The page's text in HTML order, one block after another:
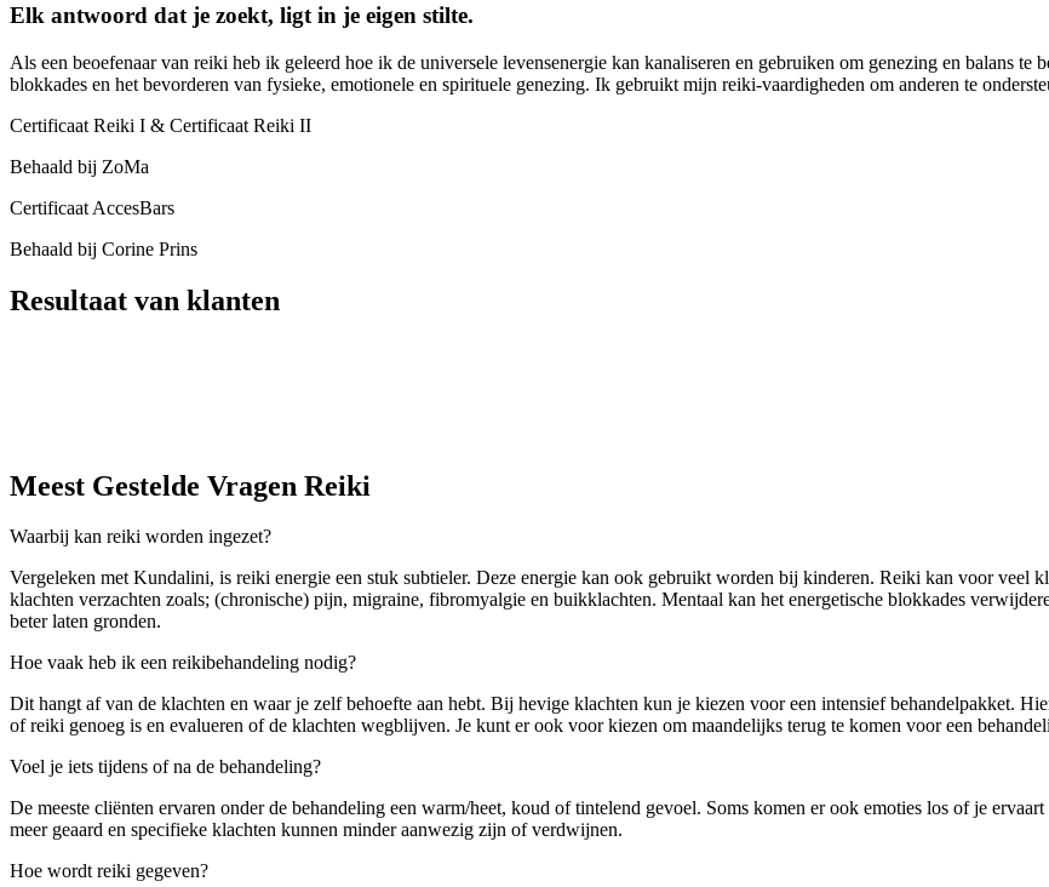
Elk antwoord dat je zoekt, ligt in je eigen stilte.
Als een beoefenaar van reiki heb ik geleerd hoe ik de universele levensenergie kan kanaliseren en gebruiken om genezing en balans
blokkades en het bevorderen van fysieke, emotionele en spirituele genezing. Ik gebruikt mijn reiki-vaardigheden om anderen te
Certificaat Reiki I & Certificaat Reiki II
Behaald bij ZoMa
Certificaat AccesBars
Behaald bij Corine Prins
Resultaat van klanten
Meest Gestelde Vragen Reiki
Waarbij kan reiki worden ingezet?
Vergeleken met Kundalini, is reiki energie een stuk subtieler. Deze energie kan ook gebruikt worden bij kinderen. Reiki kan voor
klachten verzachten zoals; (chronische) pijn, migraine, fibromyalgie en buikklachten. Mentaal kan het energetische blokkades
beter laten gronden.
Hoe vaak heb ik een reikibehandeling nodig?
Dit hangt af van de klachten en waar je zelf behoefte aan hebt. Bij hevige klachten kun je kiezen voor een intensief behandelpakket.
of reiki genoeg is en evalueren of de klachten wegblijven. Je kunt er ook voor kiezen om maandelijks terug te komen voor een
Voel je iets tijdens of na de behandeling?
De meeste cliënten ervaren onder de behandeling een warm/heet, koud of tintelend gevoel. Soms komen er ook emoties los of je
meer geaard en specifieke klachten kunnen minder aanwezig zijn of verdwijnen.
Hoe wordt reiki gegeven?